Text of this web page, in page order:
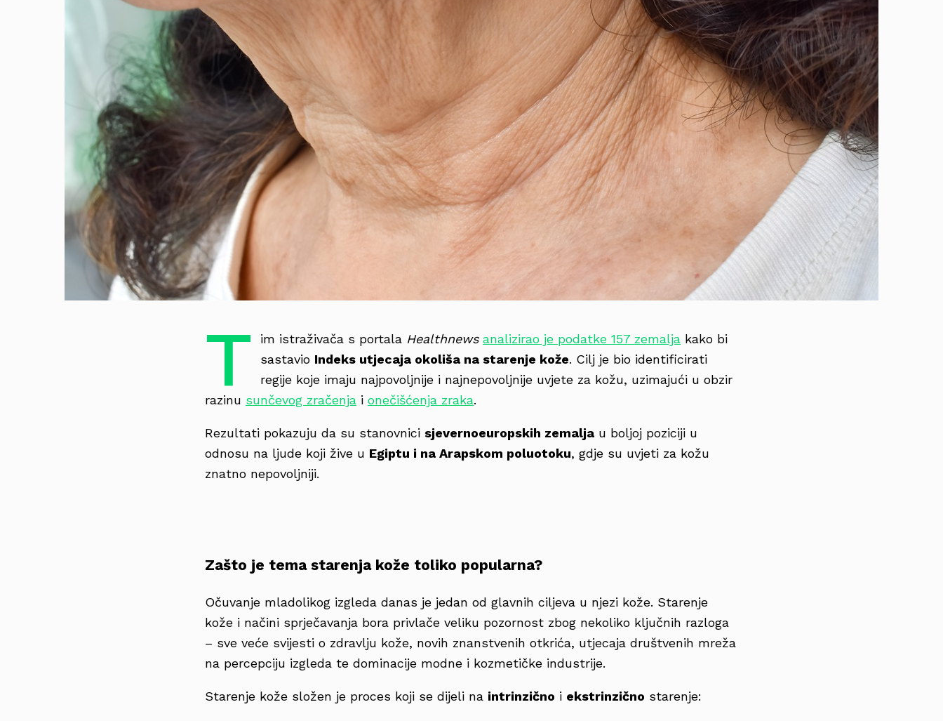
T im istraživača s portala Healthnews analizirao je podatke 157 zemalja kako bi
sastavio Indeks utjecaja okoliša na starenje kože. Cilj je bio identificirati
regije koje imaju najpovoljnije i najnepovoljnije uvjete za kožu, uzimajući u obzir
razinu sunčevog zračenja i onečišćenja zraka.
Rezultati pokazuju da su stanovnici sjevernoeuropskih zemalja u boljoj poziciji u
odnosu na ljude koji žive u Egiptu i na Arapskom poluotoku, gdje su uvjeti za kožu
znatno nepovoljniji.
Zašto je tema starenja kože toliko popularna?
Očuvanje mladolikog izgleda danas je jedan od glavnih ciljeva u njezi kože. Starenje
kože i načini sprječavanja bora privlače veliku pozornost zbog nekoliko ključnih razloga
– sve veće svijesti o zdravlju kože, novih znanstvenih otkrića, utjecaja društvenih mreža
na percepciju izgleda te dominacije modne i kozmetičke industrije.
Starenje kože složen je proces koji se dijeli na intrinzično i ekstrinzično starenje: